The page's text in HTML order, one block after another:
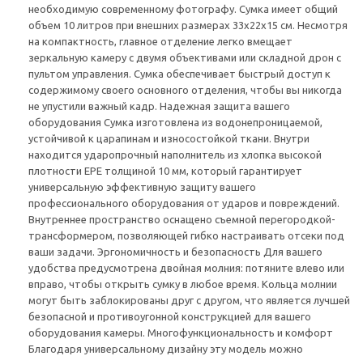
необходимую современному фотографу. Сумка имеет общий
объем 10 литров при внешних размерах 33x22x15 см. Несмотря
на компактность, главное отделение легко вмещает
зеркальную камеру с двумя объективами или складной дрон с
пультом управления. Сумка обеспечивает быстрый доступ к
содержимому своего основного отделения, чтобы вы никогда
не упустили важный кадр. Надежная защита вашего
оборудования Сумка изготовлена из водонепроницаемой,
устойчивой к царапинам и износостойкой ткани. Внутри
находится ударопрочный наполнитель из хлопка высокой
плотности EPE толщиной 10 мм, который гарантирует
универсальную эффективную защиту вашего
профессионального оборудования от ударов и повреждений.
Внутреннее пространство оснащено съемной перегородкой-
трансформером, позволяющей гибко настраивать отсеки под
ваши задачи. Эргономичность и безопасность Для вашего
удобства предусмотрена двойная молния: потяните влево или
вправо, чтобы открыть сумку в любое время. Кольца молнии
могут быть заблокированы друг с другом, что является лучшей
безопасной и противоугонной конструкцией для вашего
оборудования камеры. Многофункциональность и комфорт
Благодаря универсальному дизайну эту модель можно